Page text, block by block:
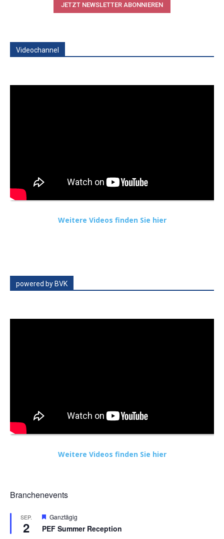
JETZT NEWSLETTER ABONNIEREN
Videochannel
Weitere Videos finden Sie hier
powered by BVK
Weitere Videos finden Sie hier
Branchenevents
SEP.
2
Hervorgehoben
Ganztägig
PEF Summer Reception